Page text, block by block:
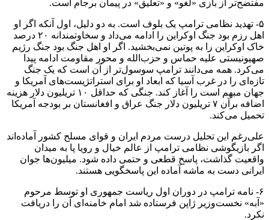
مفتضح‌تر از بازی «لغو» و «تعلیق» در پیمان برجام است.
۵- تهدید نظامی ترامپ یک بلوف است. به دو دلیل، اول آنکه اگر او
اهل رزم بود جنگ اوکراین را ادامه می‌داد و سخاوتمندانه ۲۰ درصد
خاک اوکراین را به پوتین نمی‌بخشید. اگر او اهل جنگ بود جنگ رژیم
صهیونیستی علیه حماس و حزب‌الله و محور مقاومت ادامه پیدا
می‌کرد. همه می‌دانند ترامپ سوسول‌تر از آن است که یک جنگ
تازه‌ای را در غرب آسیا که ابعاد او برای استراتژیست‌های آمریکا و
جهان مبهم است را آغاز کند. جنگی که حداقل ۱۰ تریلیون دلار هزینه
اضافه برآن ۷ تریلیون دلار جنگ عراق و افغانستان بر بودجه آمریکا
تحمیل می‌کند.
علی‌رغم این تحلیل درست مردم ایران و قوای مسلح کشور آماده‌اند
اگر بازیگوشی نظامی ترامپ از عالم خیال و رویا پا به میدان
واقعیت گذاشت، پاسخ قطعی و حتمی داده شود. میلیون‌ها جوان
ایرانی دست به ماشه آماده این پاسخگویی هستند.
۶- نامه ترامپ در دوران اول ریاست جمهوری او توسط مرحوم
«آبه» نخست‌وزیر ژاپن فرستاده شد امام خامنه‌ای آن را دریافت
نکرد.